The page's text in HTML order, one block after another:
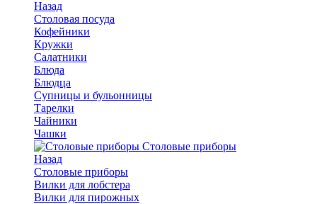
Назад
Столовая посуда
Кофейники
Кружки
Салатники
Блюда
Блюдца
Супницы и бульонницы
Тарелки
Чайники
Чашки
Cтоловые приборы
Назад
Cтоловые приборы
Вилки для лобстера
Вилки для пирожных